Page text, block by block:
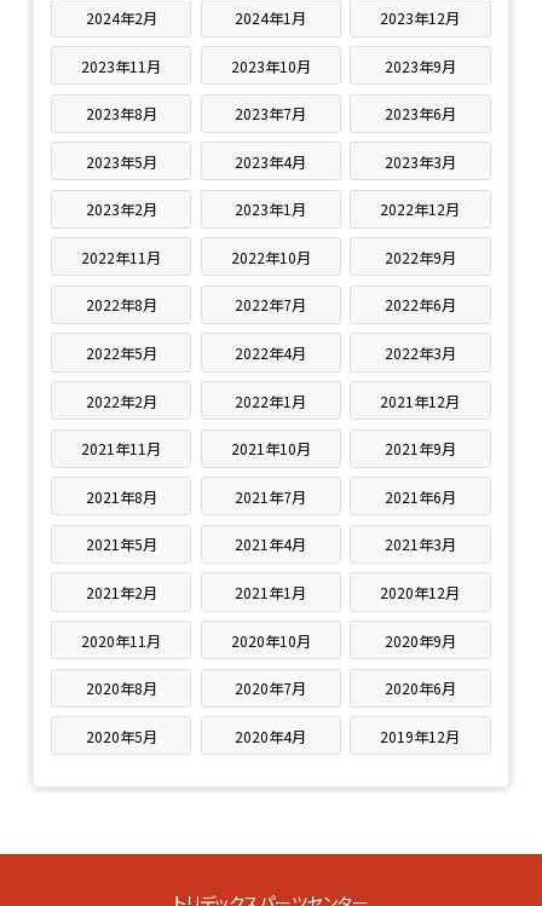
2024年2月 2024年1月 2023年12月
2023年11月 2023年10月 2023年9月
2023年8月 2023年7月 2023年6月
2023年5月 2023年4月 2023年3月
2023年2月 2023年1月 2022年12月
2022年11月 2022年10月 2022年9月
2022年8月 2022年7月 2022年6月
2022年5月 2022年4月 2022年3月
2022年2月 2022年1月 2021年12月
2021年11月 2021年10月 2021年9月
2021年8月 2021年7月 2021年6月
2021年5月 2021年4月 2021年3月
2021年2月 2021年1月 2020年12月
2020年11月 2020年10月 2020年9月
2020年8月 2020年7月 2020年6月
2020年5月 2020年4月 2019年12月